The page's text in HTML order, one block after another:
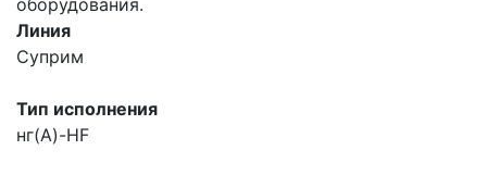
оборудования.
Линия
Суприм
Тип исполнения
нг(A)-HF